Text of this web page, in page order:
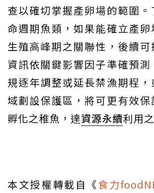
查以確切掌握產卵場的範圍
命週期魚類，如果能確立產
生殖高峰期之關聯性，後續
資訊依關鍵影響因子準確預
規逐年調整或延長禁漁期程
域劃設保護區，將可更有效
孵化之稚魚，達資源永續利用
本文授權轉載自《食力